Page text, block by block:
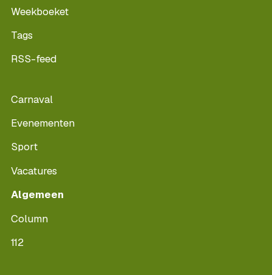
Weekboeket
Tags
RSS-feed
Carnaval
Evenementen
Sport
Vacatures
Algemeen
Column
112